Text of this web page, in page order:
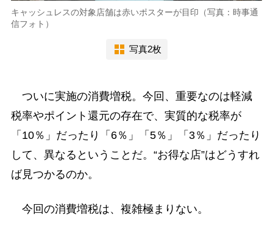
キャッシュレスの対象店舗は赤いポスターが目印（写真：時事通
信フォト）
写真2枚
ついに実施の消費増税。今回、重要なのは軽減
税率やポイント還元の存在で、実質的な税率が
「10％」だったり「6％」「5％」「3％」だったり
して、異なるということだ。“お得な店”はどうすれ
ば見つかるのか。
今回の消費増税は、複雑極まりない。